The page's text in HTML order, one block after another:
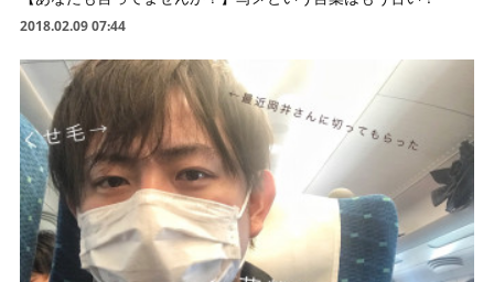
2018.02.09 07:44